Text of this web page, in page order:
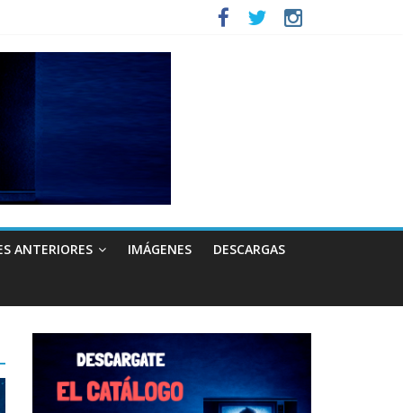
ANTERIORES IMÁGENES DESCARGAS